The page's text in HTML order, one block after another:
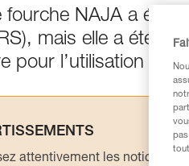
fourche NAJA a été
mais elle a été
pour l’utilisation de
attentivement les notices